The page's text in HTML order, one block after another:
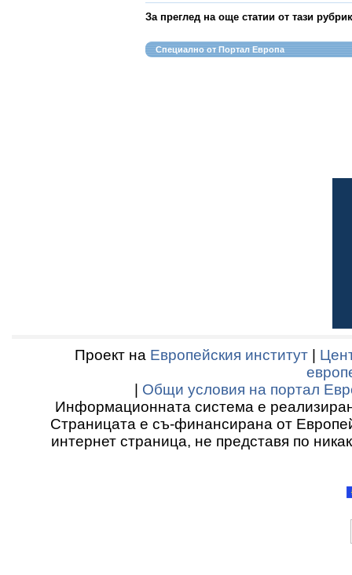
За преглед на още статии от тази
Специално от Портал Европа
Проект на Европейския институт
Общи условия на портал
Информационната система е
Страницата е съ-финансирана от
интернет страница, не представя по